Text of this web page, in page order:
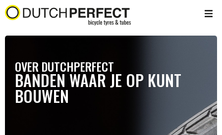
OVER DUTCHPERFECT
BANDEN WAAR JE OP KUNT
BOUWEN